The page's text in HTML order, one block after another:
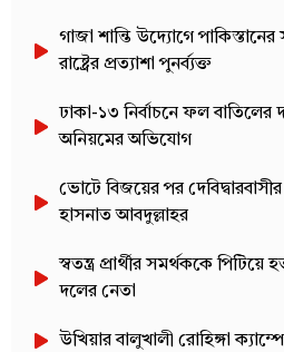
গাজা শান্তি উদ্যোগে পাকিস্তানের
রাষ্ট্রের প্রত্যাশা পুনর্ব্যক্ত
ঢাকা-১৩ নির্বাচনে ফল
অনিয়মের অভিযোগ
ভোটে বিজয়ের পর
হাসনাত আবদুল্লাহর
স্বতন্ত্র প্রার্থীর সমর্থককে
দলের নেতা
উখিয়ার বালুখালী রোহিঙ্গা